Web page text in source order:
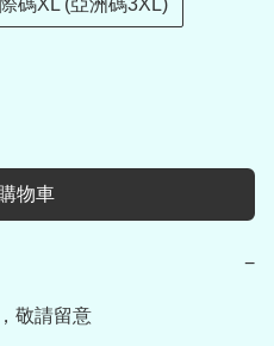
碼XL (亞洲碼3XL)
物車
−
敬請留意